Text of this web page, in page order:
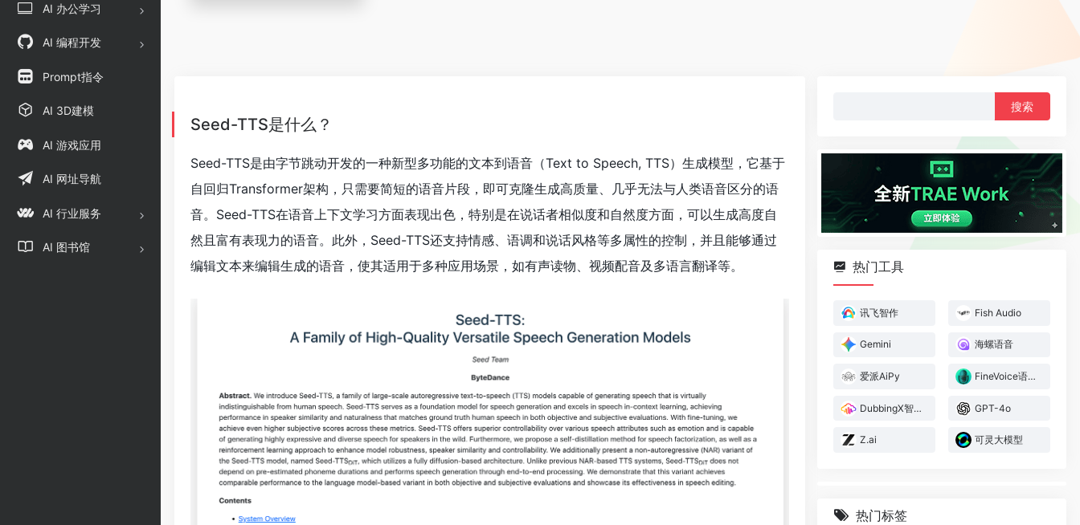
AI 办公学习
AI 编程开发
Prompt指令
AI 3D建模
AI 游戏应用
AI 网址导航
AI 行业服务
AI 图书馆
Seed-TTS是什么？
Seed-TTS是由字节跳动开发的一种新型多功能的文本到语音（Text to Speech, TTS）生成模型，它基于
自回归Transformer架构，只需要简短的语音片段，即可克隆生成高质量、几乎无法与人类语音区分的语
音。Seed-TTS在语音上下文学习方面表现出色，特别是在说话者相似度和自然度方面，可以生成高度自
然且富有表现力的语音。此外，Seed-TTS还支持情感、语调和说话风格等多属性的控制，并且能够通过
编辑文本来编辑生成的语音，使其适用于多种应用场景，如有声读物、视频配音及多语言翻译等。
热门工具
讯飞智作 Fish Audio
Gemini 海螺语音
爱派AiPy FineVoice语音克隆
DubbingX智声云配 GPT-4o
Z.ai 可灵大模型
热门标签